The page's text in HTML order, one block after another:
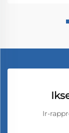
Ir-